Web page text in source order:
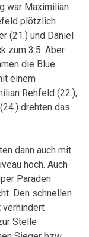
war Maximilian
plötzlich
(21.) und Daniel
zum 3:5. Aber
die Blue
einem
Rehfeld (22.),
drehten das
dann auch mit
hoch. Auch
Paraden
Den schnellen
verhindert
Stelle